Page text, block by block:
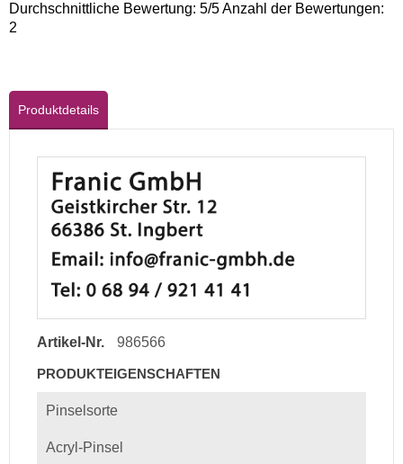
Durchschnittliche Bewertung: 5/5 Anzahl der Bewertungen:
2
Produktdetails
Artikel-Nr. 986566
PRODUKTEIGENSCHAFTEN
Pinselsorte
Acryl-Pinsel